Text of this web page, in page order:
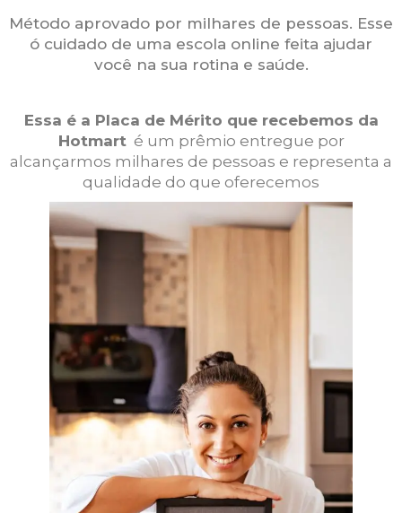
Método aprovado por milhares de pessoas. Esse
ó cuidado de uma escola online feita ajudar
você na sua rotina e saúde.
Essa é a Placa de Mérito que recebemos da
Hotmarté um prêmio entregue por
alcançarmos milhares de pessoas e representa a
qualidade do que oferecemos